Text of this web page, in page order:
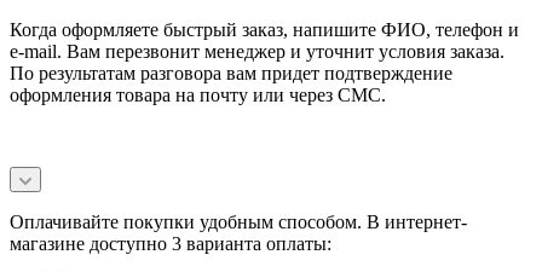
Когда оформляете быстрый заказ, напишите ФИО, телефон и
e-mail. Вам перезвонит менеджер и уточнит условия заказа.
По результатам разговора вам придет подтверждение
оформления товара на почту или через СМС.
Оплачивайте покупки удобным способом. В интернет-
магазине доступно 3 варианта оплаты: